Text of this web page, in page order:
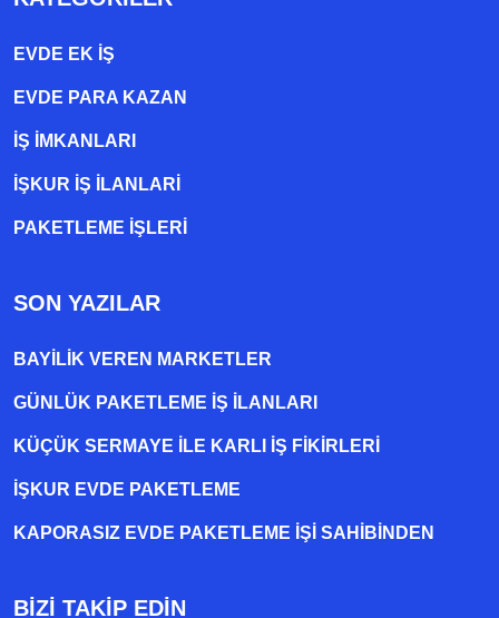
EVDE EK IŞ
EVDE PARA KAZAN
İŞ İMKANLARI
İŞKUR İŞ İLANLARI
PAKETLEME IŞLERI
SON YAZILAR
BAYILIK VEREN MARKETLER
GÜNLÜK PAKETLEME İŞ İLANLARI
KÜÇÜK SERMAYE ILE KARLI İŞ FIKIRLERI
İŞKUR EVDE PAKETLEME
KAPORASIZ EVDE PAKETLEME IŞI SAHIBINDEN
BİZİ TAKİP EDİN